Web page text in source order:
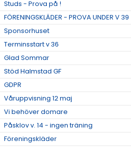
Studs - Prova på !
FÖRENINGSKLÄDER - PROVA UNDER V 39
Sponsorhuset
Terminsstart v 36
Glad Sommar
Stöd Halmstad GF
GDPR
Våruppvisning 12 maj
Vi behöver domare
Påsklov v. 14 - ingen träning
Föreningskläder